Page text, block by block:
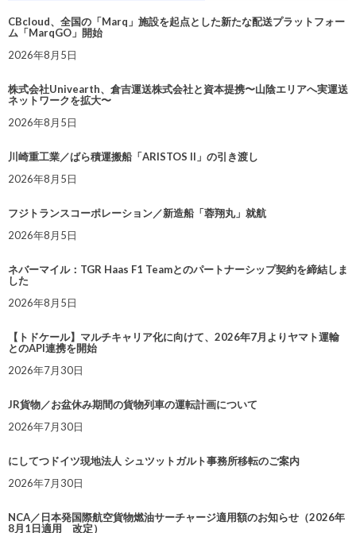
CBcloud、全国の「Marq」施設を起点とした新たな配送プラットフォー
ム「MarqGO」開始
2026年8月5日
株式会社Univearth、倉吉運送株式会社と資本提携〜山陰エリアへ実運送
ネットワークを拡大〜
2026年8月5日
川崎重工業／ばら積運搬船「ARISTOS II」の引き渡し
2026年8月5日
フジトランスコーポレーション／新造船「蓉翔丸」就航
2026年8月5日
ネバーマイル：TGR Haas F1 Teamとのパートナーシップ契約を締結しま
した
2026年8月5日
【トドケール】マルチキャリア化に向けて、2026年7月よりヤマト運輸
とのAPI連携を開始
2026年7月30日
JR貨物／お盆休み期間の貨物列車の運転計画について
2026年7月30日
にしてつドイツ現地法人 シュツットガルト事務所移転のご案内
2026年7月30日
NCA／日本発国際航空貨物燃油サーチャージ適用額のお知らせ（2026年
8月1日適用 改定）